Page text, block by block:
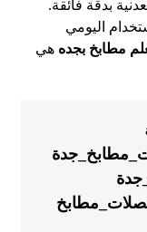
بدقة فائقة.
اليومي
مطابخ بجده هي